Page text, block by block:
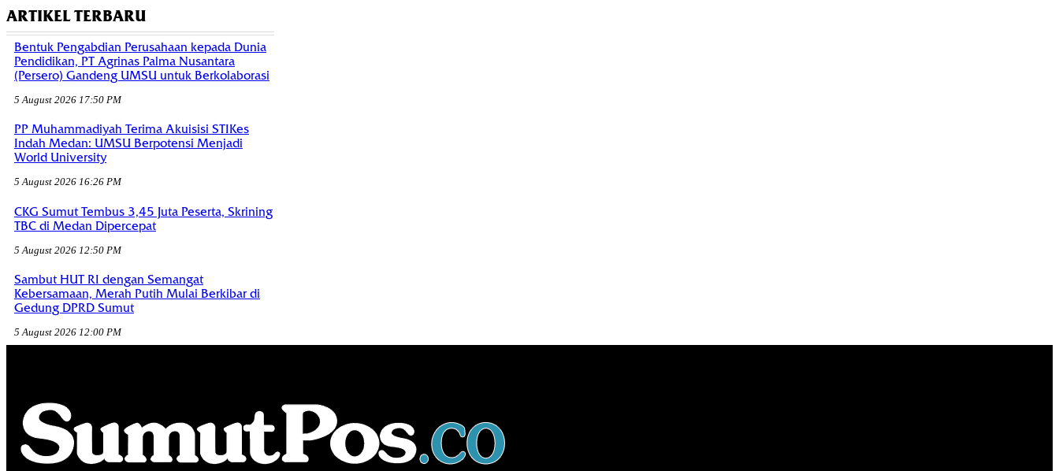
ARTIKEL TERBARU
Bentuk Pengabdian Perusahaan kepada Dunia
Pendidikan, PT Agrinas Palma Nusantara
(Persero) Gandeng UMSU untuk Berkolaborasi
5 August 2026 17:50 PM
PP Muhammadiyah Terima Akuisisi STIKes
Indah Medan: UMSU Berpotensi Menjadi
World University
5 August 2026 16:26 PM
CKG Sumut Tembus 3,45 Juta Peserta, Skrining
TBC di Medan Dipercepat
5 August 2026 12:50 PM
Sambut HUT RI dengan Semangat
Kebersamaan, Merah Putih Mulai Berkibar di
Gedung DPRD Sumut
5 August 2026 12:00 PM